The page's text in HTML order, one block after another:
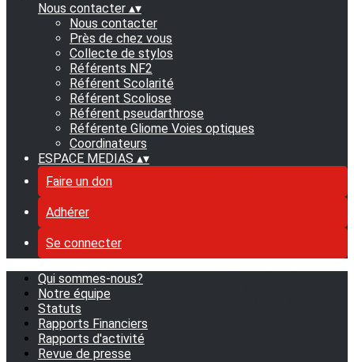
Nous contacter ▴▾
Nous contacter
Près de chez vous
Collecte de stylos
Référents NF2
Référent Scolarité
Référent Scoliose
Référent pseudarthrose
Référente Gliome Voies optiques
Coordinateurs
ESPACE MEDIAS ▴▾
Faire un don
Adhérer
Se connecter
Qui sommes-nous?
Notre équipe
Statuts
Rapports Financiers
Rapports d'activité
Revue de presse